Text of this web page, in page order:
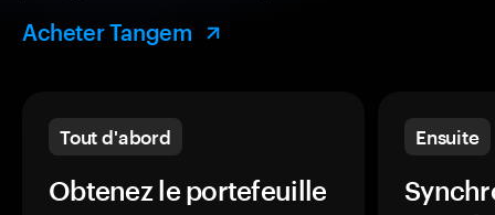
Acheter Tangem
Tout d'abord
Obtenez le portefeuille
Ensuite